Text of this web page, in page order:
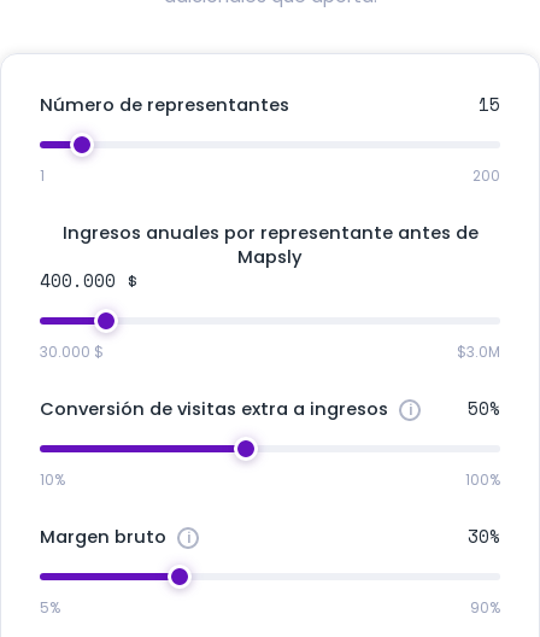
Número de representantes 15
1 200
Ingresos anuales por representante antes de
Mapsly
400.000 $
30.000 $ $3.0M
Conversión de visitas extra a ingresos 50%
10% 100%
Margen bruto 30%
5% 90%